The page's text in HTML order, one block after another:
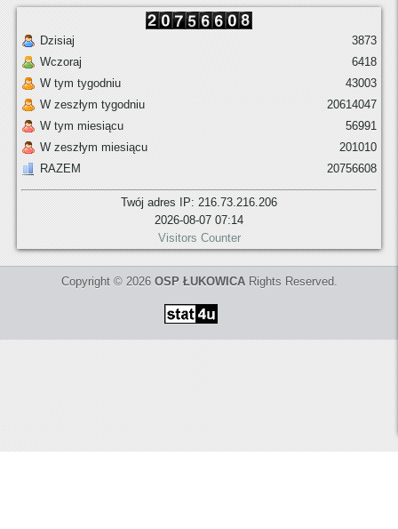
Dzisiaj
Wczoraj
W tym tygodniu
W zeszłym tygodniu
W tym miesiącu
W zeszłym miesiącu
RAZEM
3873
6418
43003
20614047
56991
201010
20756608
Twój adres IP: 216.73.216.206
2026-08-07 07:14
Visitors Counter
Copyright © 2026 OSP ŁUKOWICA Rights Reserved.